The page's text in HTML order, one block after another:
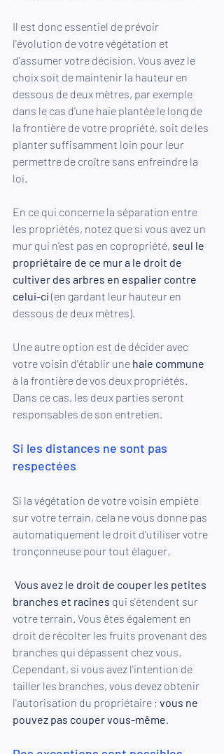
Il est donc essentiel de prévoir
l'évolution de votre végétation et
d'assumer votre décision. Vous avez le
choix soit de maintenir la hauteur en
dessous de deux mètres, par exemple
dans le cas d'une haie plantée le long de
la frontière de votre propriété, soit de les
planter suffisamment loin pour leur
permettre de croître sans enfreindre la
loi.
En ce qui concerne la séparation entre
les propriétés, notez que si vous avez un
mur qui n'est pas en copropriété, seul le
propriétaire de ce mur a le droit de
cultiver des arbres en espalier contre
celui-ci (en gardant leur hauteur en
dessous de deux mètres).
Une autre option est de décider avec
votre voisin d'établir une haie commune
à la frontière de vos deux propriétés.
Dans ce cas, les deux parties seront
responsables de son entretien.
Si les distances ne sont pas
respectées
Si la végétation de votre voisin empiète
sur votre terrain, cela ne vous donne pas
automatiquement le droit d'utiliser votre
tronçonneuse pour tout élaguer.
Vous avez le droit de couper les petites
branches et racines qui s'étendent sur
votre terrain. Vous êtes également en
droit de récolter les fruits provenant des
branches qui dépassent chez vous.
Cependant, si vous avez l'intention de
tailler les branches, vous devez obtenir
l'autorisation du propriétaire ; vous ne
pouvez pas couper vous-même